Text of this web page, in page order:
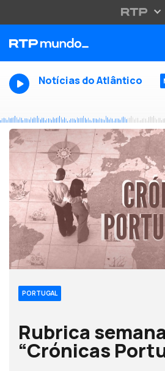
Notícias do Atlântico
PORTUGAL
Rubrica
“Crónicas